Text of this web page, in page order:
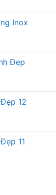
Inox
Đẹp
12
11